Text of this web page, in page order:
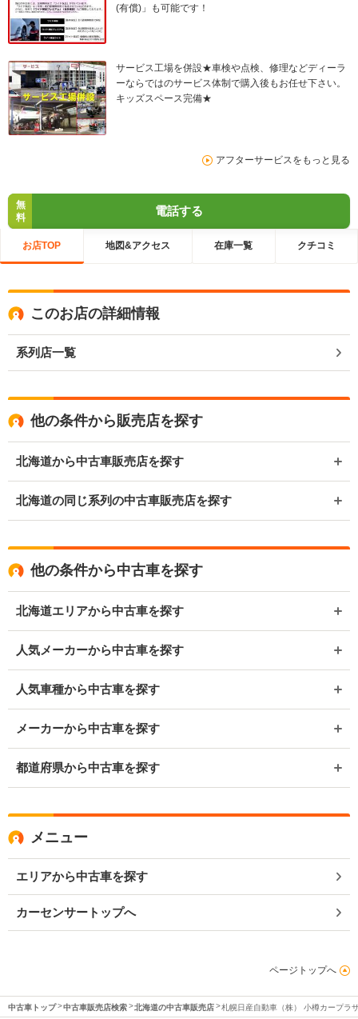
(有償)」も可能です！
サービス工場を併設★車検や点検、修理などディーラ
ーならではのサービス体制で購入後もお任せ下さい。
キッズスペース完備★
アフターサービスをもっと見る
無
料
電話する
お店TOP 地図&アクセス 在庫一覧 クチコミ
このお店の詳細情報
系列店一覧
他の条件から販売店を探す
北海道から中古車販売店を探す
北海道の同じ系列の中古車販売店を探す
他の条件から中古車を探す
北海道エリアから中古車を探す
人気メーカーから中古車を探す
人気車種から中古車を探す
メーカーから中古車を探す
都道府県から中古車を探す
メニュー
エリアから中古車を探す
カーセンサートップへ
ページトップへ
中古車トップ 中古車販売店検索 北海道の中古車販売店 札幌日産自動車（株） 小樽カープラ